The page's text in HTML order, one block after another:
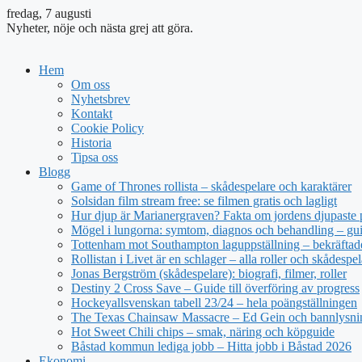
fredag, 7 augusti
Nyheter, nöje och nästa grej att göra.
Hem
Om oss
Nyhetsbrev
Kontakt
Cookie Policy
Historia
Tipsa oss
Blogg
Game of Thrones rollista – skådespelare och karaktärer
Solsidan film stream free: se filmen gratis och lagligt
Hur djup är Marianergraven? Fakta om jordens djupaste
Mögel i lungorna: symtom, diagnos och behandling –
Tottenham mot Southampton laguppställning –
Rollistan i Livet är en schlager – alla roller och
Jonas Bergström (skådespelare): biografi, filmer, roller
Destiny 2 Cross Save – Guide till överföring av progress
Hockeyallsvenskan tabell 23/24 – hela poängställningen
The Texas Chainsaw Massacre – Ed Gein och
Hot Sweet Chili chips – smak, näring och köpguide
Båstad kommun lediga jobb – Hitta jobb i Båstad 2026